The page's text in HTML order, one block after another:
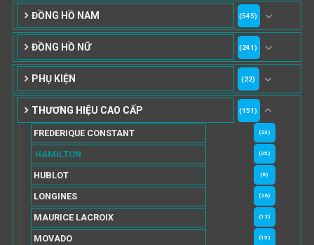
ĐỒNG HỒ NAM (545)
ĐỒNG HỒ NỮ (241)
PHỤ KIỆN (22)
THƯƠNG HIỆU CAO CẤP (151)
FREDERIQUE CONSTANT (23)
HAMILTON (25)
HUBLOT (6)
LONGINES (26)
MAURICE LACROIX (12)
MOVADO (15)